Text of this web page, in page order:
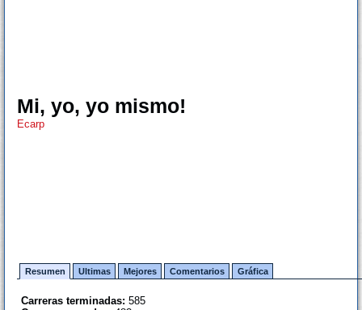
Mi, yo, yo mismo!
Ecarp
Resumen Ultimas Mejores Comentarios Gráfica
Carreras terminadas: 585